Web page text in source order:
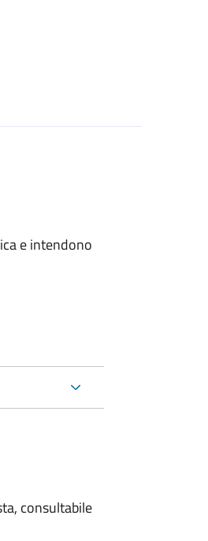
e intendono
consultabile